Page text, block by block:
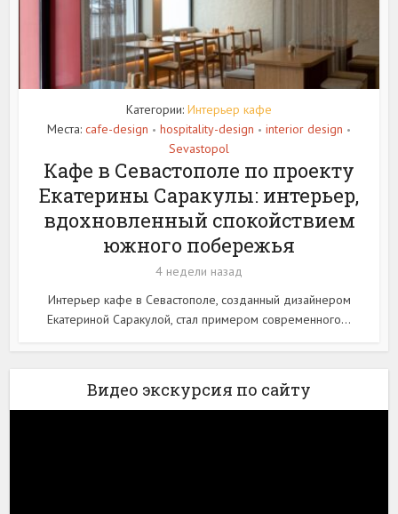
Категории: Интерьер кафе
Места: cafe-design • hospitality-design • interior design •
Sevastopol
Кафе в Севастополе по проекту
Екатерины Саракулы: интерьер,
вдохновленный спокойствием
южного побережья
4 недели назад
Интерьер кафе в Севастополе, созданный дизайнером
Екатериной Саракулой, стал примером современного...
Видео экскурсия по сайту